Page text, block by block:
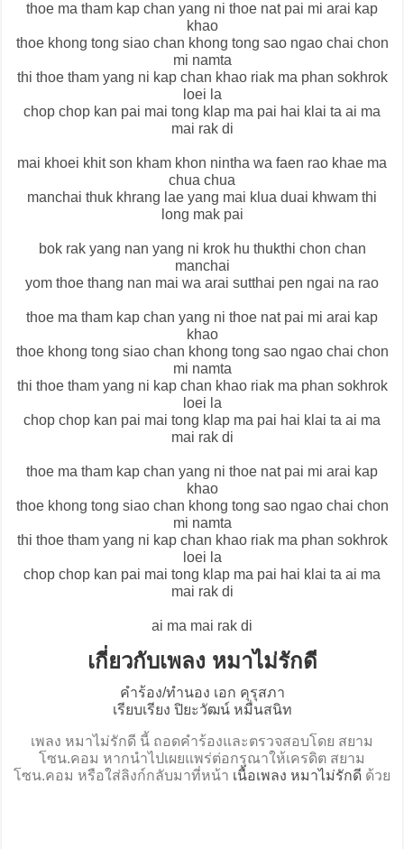
thoe ma tham kap chan yang ni thoe nat pai mi arai kap
khao
thoe khong tong siao chan khong tong sao ngao chai chon
mi namta
thi thoe tham yang ni kap chan khao riak ma phan sokhrok
loei la
chop chop kan pai mai tong klap ma pai hai klai ta ai ma
mai rak di
mai khoei khit son kham khon nintha wa faen rao khae ma
chua chua
manchai thuk khrang lae yang mai klua duai khwam thi
long mak pai
bok rak yang nan yang ni krok hu thukthi chon chan
manchai
yom thoe thang nan mai wa arai sutthai pen ngai na rao
thoe ma tham kap chan yang ni thoe nat pai mi arai kap
khao
thoe khong tong siao chan khong tong sao ngao chai chon
mi namta
thi thoe tham yang ni kap chan khao riak ma phan sokhrok
loei la
chop chop kan pai mai tong klap ma pai hai klai ta ai ma
mai rak di
thoe ma tham kap chan yang ni thoe nat pai mi arai kap
khao
thoe khong tong siao chan khong tong sao ngao chai chon
mi namta
thi thoe tham yang ni kap chan khao riak ma phan sokhrok
loei la
chop chop kan pai mai tong klap ma pai hai klai ta ai ma
mai rak di
ai ma mai rak di
เกี่ยวกับเพลง หมาไม่รักดี
คำร้อง/ทำนอง เอก คุรุสภา
เรียบเรียง ปิยะวัฒน์ หมื่นสนิท
เพลง หมาไม่รักดี นี้ ถอดคำร้องและตรวจสอบโดย สยาม
โซน.คอม หากนำไปเผยแพร่ต่อกรุณาให้เครดิต สยาม
โซน.คอม หรือใส่ลิงก์กลับมาที่หน้า เนื้อเพลง หมาไม่รักดี ด้วย